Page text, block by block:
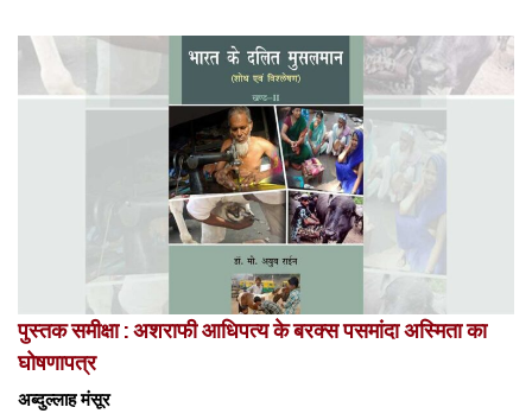
पुस्तक समीक्षा : अशराफी आधिपत्य के बरक्स पसमांदा अस्मिता का
घोषणापत्र
अब्दुल्लाह मंसूर